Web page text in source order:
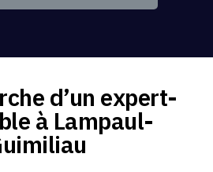
d’un expert-
à Lampaul-